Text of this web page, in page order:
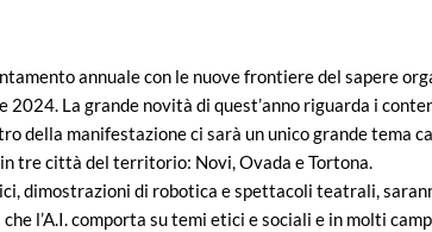
annuale con le nuove frontiere del sapere
La grande novità di quest’anno riguarda i
della manifestazione ci sarà un unico grande tema
tre città del territorio: Novi, Ovada e Tortona.
dimostrazioni di robotica e spettacoli teatrali,
l’A.I. comporta su temi etici e sociali e in molti